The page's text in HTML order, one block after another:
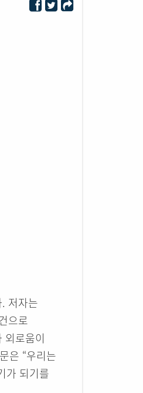
저자는
으로
로움이
은 “우리는
가 되기를